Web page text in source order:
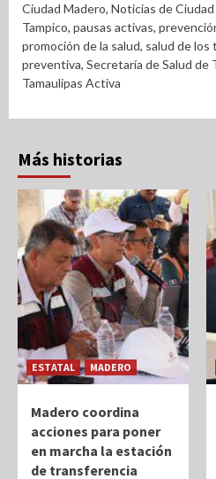
Ciudad Madero, Noticias de
Tampico, pausas activas,
promoción de la salud, salud de los
preventiva, Secretaría de Salud de
Tamaulipas Activa
Más historias
ESTATAL MADERO
Madero coordina
acciones para poner
en marcha la estación
de transferencia